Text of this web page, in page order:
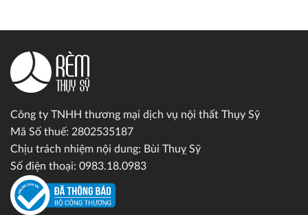
Công ty TNHH thương mại dịch vụ nội thất Thụy Sỹ
Mã Số thuế: 2802535187
Chịu trách nhiệm nội dung: Bùi Thuỵ Sỹ
Số điện thoại: 0983.18.0983